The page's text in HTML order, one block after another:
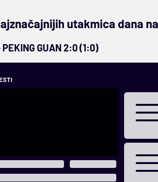
utakmica dana
PEKING GUAN 2:0 (1:0)